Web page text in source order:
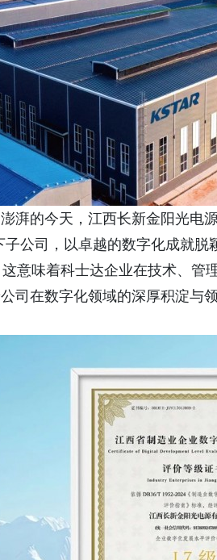
湃的今天，江西长新金阳光电
子公司，以卓越的数字化成就
意味着科士达企业在技术、管
司在数字化领域的深厚积淀与